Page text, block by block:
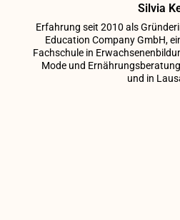
Silvia
Erfahrung seit 2010 als
Education Company GmbH,
Fachschule in
Mode und
und in